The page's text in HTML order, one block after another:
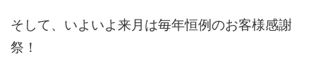
そして、いよいよ来月は毎年恒例のお客様感謝
祭！